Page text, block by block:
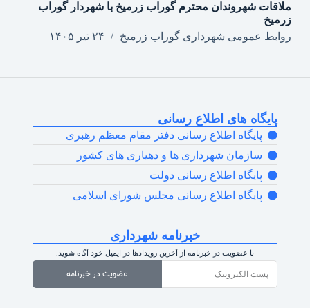
ملاقات شهروندان محترم گوراب زرمیخ با شهردار گوراب
زرمیخ
روابط عمومی شهرداری گوراب زرمیخ
۲۴ تیر ۱۴۰۵
پایگاه های اطلاع رسانی
پایگاه اطلاع رسانی دفتر مقام معظم رهبری
سازمان شهرداری ها و دهیاری های کشور
پایگاه اطلاع رسانی دولت
پایگاه اطلاع رسانی مجلس شورای اسلامی
خبرنامه شهرداری
با عضویت در خبرنامه از آخرین رویدادها در ایمیل خود آگاه شوید.
عضویت در خبرنامه